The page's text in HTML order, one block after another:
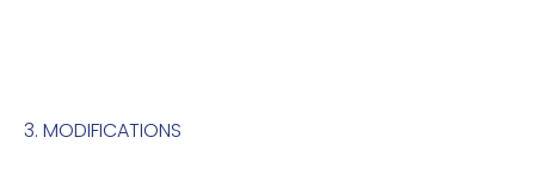
3. MODIFICATIONS